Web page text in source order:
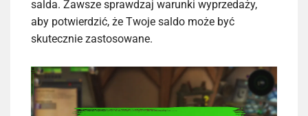
salda. Zawsze sprawdzaj warunki wyprzedaży,
aby potwierdzić, że Twoje saldo może być
skutecznie zastosowane.